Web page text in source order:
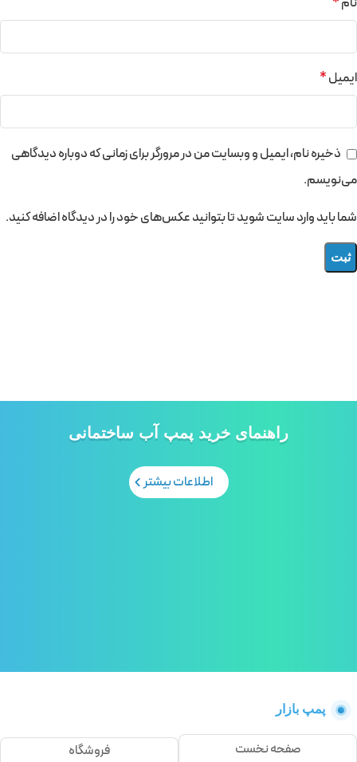
ایمیل*
ذخیره نام، ایمیل و وبسایت من در مرورگر برای زمانی که دوباره دیدگاهی
می‌نویسم.
شما باید وارد سایت شوید تا بتوانید عکس‌های خود را در دیدگاه اضافه کنید.
راهنمای خرید پمپ آب ساختمانی
اطلاعات بیشتر
پمپ بازار
صفحه نخست
فروشگاه